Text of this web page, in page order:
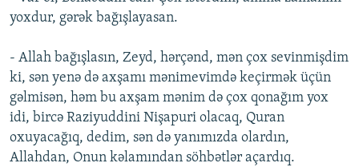
yoxdur, gərək bağışlayasan.
- Allah bağışlasın, Zeyd, hərçənd, mən çox sevinmişdim
ki, sən yenə də axşamı mənimevimdə keçirmək üçün
gəlmisən, həm bu axşam mənim də çox qonağım yox
idi, bircə Raziyuddini Nişapuri olacaq, Quran
oxuyacağıq, dedim, sən də yanımızda olardın,
Allahdan, Onun kəlamından söhbətlər açardıq.